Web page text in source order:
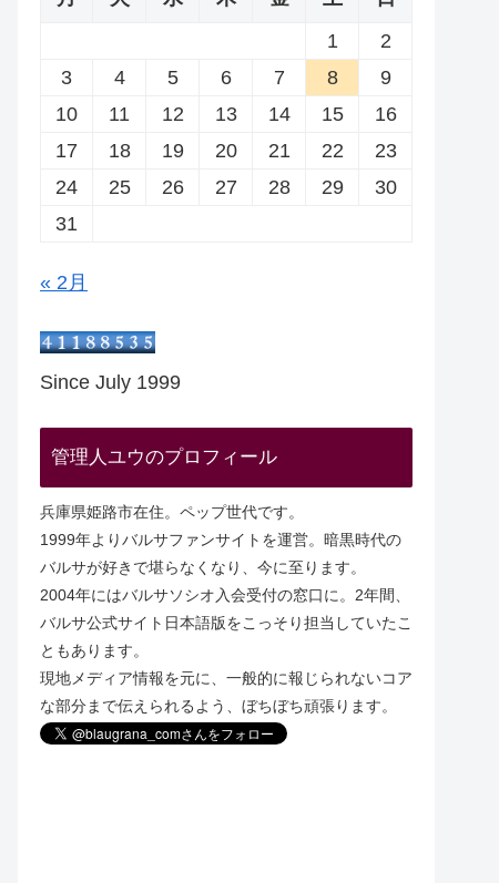
1
2
3
4 5 6 7 8
9
10
11 12 13 14 15
16
17
18 19 20 21 22
23
24
25 26 27 28 29
30
31
« 2月
Since July 1999
管理人ユウのプロフィール
兵庫県姫路市在住。ペップ世代です。
1999年よりバルサファンサイトを運営。暗黒時代の
バルサが好きで堪らなくなり、今に至ります。
2004年にはバルサソシオ入会受付の窓口に。2年間、
バルサ公式サイト日本語版をこっそり担当していたこ
ともあります。
現地メディア情報を元に、一般的に報じられないコア
な部分まで伝えられるよう、ぼちぼち頑張ります。